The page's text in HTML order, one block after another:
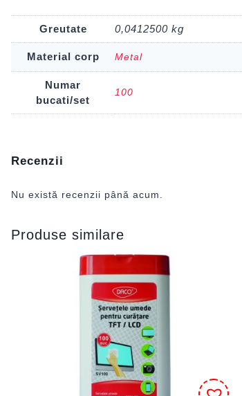
Greutate 0,0412500 kg
Material corp Metal
Numar
bucati/set
100
Recenzii
Nu există recenzii până acum.
Produse similare